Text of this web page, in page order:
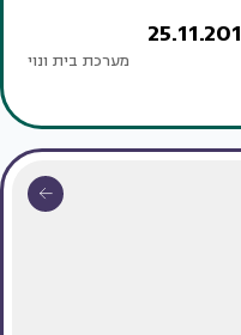
מערכת בית ונוי